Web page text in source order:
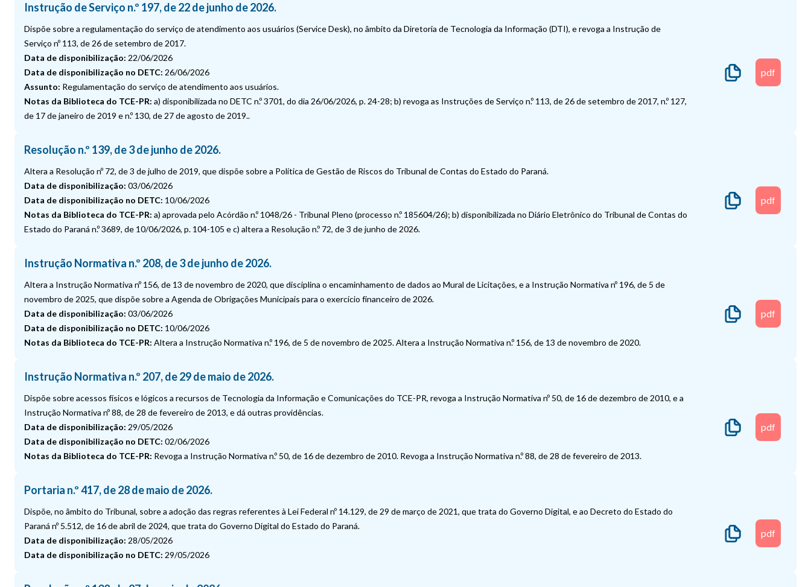
Instrução de Serviço n.º 197, de 22 de junho de 2026.
Dispõe sobre a regulamentação do serviço de atendimento aos usuários (Service Desk), no âmbito da Diretoria de Tecnologia da Informação (DTI), e revoga a Instrução de
Serviço nº 113, de 26 de setembro de 2017.
Data de disponibilização: 22/06/2026
Data de disponibilização no DETC: 26/06/2026
Assunto: Regulamentação do serviço de atendimento aos usuários.
Notas da Biblioteca do TCE-PR: a) disponibilizada no DETC n.º 3701, do dia 26/06/2026, p. 24-28; b) revoga as Instruções de Serviço n.º 113, de 26 de setembro de 2017, n.º 127,
de 17 de janeiro de 2019 e n.º 130, de 27 de agosto de 2019..
pdf
Resolução n.º 139, de 3 de junho de 2026.
Altera a Resolução nº 72, de 3 de julho de 2019, que dispõe sobre a Política de Gestão de Riscos do Tribunal de Contas do Estado do Paraná.
Data de disponibilização: 03/06/2026
Data de disponibilização no DETC: 10/06/2026
Notas da Biblioteca do TCE-PR: a) aprovada pelo Acórdão n.º 1048/26 - Tribunal Pleno (processo n.º 185604/26); b) disponibilizada no Diário Eletrônico do Tribunal de Contas do
Estado do Paraná n.º 3689, de 10/06/2026, p. 104-105 e c) altera a Resolução n.º 72, de 3 de junho de 2026.
pdf
Instrução Normativa n.º 208, de 3 de junho de 2026.
Altera a Instrução Normativa nº 156, de 13 de novembro de 2020, que disciplina o encaminhamento de dados ao Mural de Licitações, e a Instrução Normativa nº 196, de 5 de
novembro de 2025, que dispõe sobre a Agenda de Obrigações Municipais para o exercício financeiro de 2026.
Data de disponibilização: 03/06/2026
Data de disponibilização no DETC: 10/06/2026
Notas da Biblioteca do TCE-PR: Altera a Instrução Normativa n.º 196, de 5 de novembro de 2025. Altera a Instrução Normativa n.º 156, de 13 de novembro de 2020.
pdf
Instrução Normativa n.º 207, de 29 de maio de 2026.
Dispõe sobre acessos físicos e lógicos a recursos de Tecnologia da Informação e Comunicações do TCE-PR, revoga a Instrução Normativa nº 50, de 16 de dezembro de 2010, e a
Instrução Normativa nº 88, de 28 de fevereiro de 2013, e dá outras providências.
Data de disponibilização: 29/05/2026
Data de disponibilização no DETC: 02/06/2026
Notas da Biblioteca do TCE-PR: Revoga a Instrução Normativa n.º 50, de 16 de dezembro de 2010. Revoga a Instrução Normativa n.º 88, de 28 de fevereiro de 2013.
pdf
Portaria n.º 417, de 28 de maio de 2026.
Dispõe, no âmbito do Tribunal, sobre a adoção das regras referentes à Lei Federal nº 14.129, de 29 de março de 2021, que trata do Governo Digital, e ao Decreto do Estado do
Paraná nº 5.512, de 16 de abril de 2024, que trata do Governo Digital do Estado do Paraná.
Data de disponibilização: 28/05/2026
Data de disponibilização no DETC: 29/05/2026
pdf